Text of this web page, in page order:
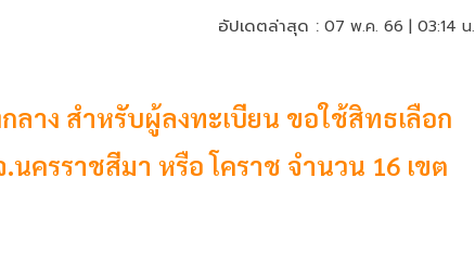
อัปเดตล่าสุด : 07 พ.ค. 66 | 03:14 น.
ลาง สำหรับผู้ลงทะเบียน ขอใช้สิทธเลือก
ครราชสีมา หรือ โคราช จำนวน 16 เขต